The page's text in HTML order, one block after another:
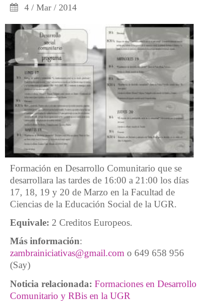
4 / Mar / 2014
Formación en Desarrollo Comunitario que se
desarrollara las tardes de 16:00 a 21:00 los días
17, 18, 19 y 20 de Marzo en la Facultad de
Ciencias de la Educación Social de la UGR.
Equivale: 2 Creditos Europeos.
Más información:
zambrainiciativas@gmail.com o 649 658 956
(Say)
Noticia relacionada: Formaciones en Desarrollo
Comunitario y RBis en la UGR